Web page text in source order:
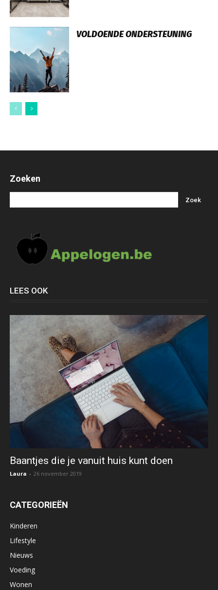
VOLDOENDE ONDERSTEUNING
Zoeken
LEES OOK
Baantjes die je vanuit huis kunt doen
Laura - 26 november 2019
CATEGORIEËN
Kinderen
Lifestyle
Nieuws
Voeding
Wonen